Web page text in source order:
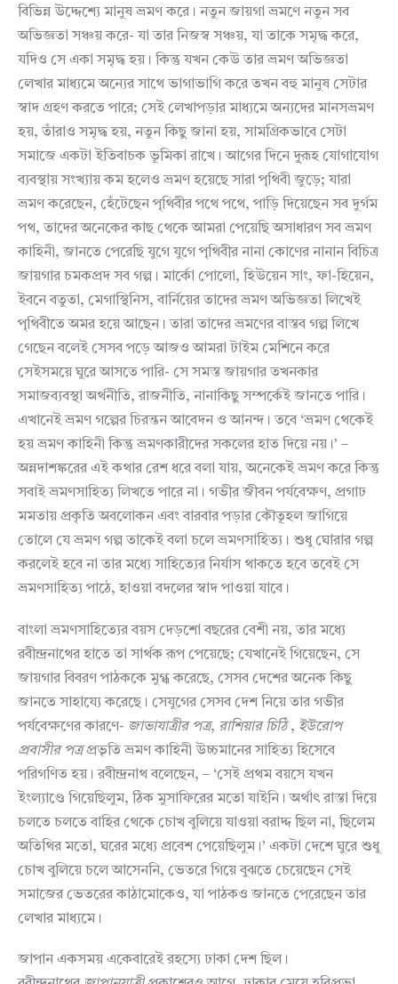
বিভিন্ন উদ্দেশ্যে মানুষ ভ্রমণ করে। নতুন জায়গা ভ্রমণে নতুন সব
অভিজ্ঞতা সঞ্চয় করে- যা তার নিজস্ব সঞ্চয়, যা তাকে সমৃদ্ধ করে,
যদিও সে একা সমৃদ্ধ হয়। কিন্তু যখন কেউ তার ভ্রমণ অভিজ্ঞতা
লেখার মাধ্যমে অন্যের সাথে ভাগাভাগি করে তখন বহু মানুষ সেটার
স্বাদ গ্রহণ করতে পারে; সেই লেখাপড়ার মাধ্যমে অন্যদের মানসভ্রমণ
হয়, তাঁরাও সমৃদ্ধ হয়, নতুন কিছু জানা হয়, সামগ্রিকভাবে সেটা
সমাজে একটা ইতিবাচক ভূমিকা রাখে। আগের দিনে দু্রূহ যোগাযোগ
ব্যবস্থায় সংখ্যায় কম হলেও ভ্রমণ হয়েছে সারা পৃথিবী জুড়ে; যারা
ভ্রমণ করেছেন, হেঁটেছেন পৃথিবীর পথে পথে, পাড়ি দিয়েছেন সব দুর্গম
পথ, তাদের অনেকের কাছ থেকে আমরা পেয়েছি অসাধারণ সব ভ্রমণ
কাহিনী, জানতে পেরেছি যুগে যুগে পৃথিবীর নানা কোণের নানান বিচিত্র
জায়গার চমকপ্রদ সব গল্প। মার্কো পোলো, হিউয়েন সাং, ফা-হিয়েন,
ইবনে বতুতা, মেগাস্থিনিস, বার্নিয়ের তাদের ভ্রমণ অভিজ্ঞতা লিখেই
পৃথিবীতে অমর হয়ে আছেন। তারা তাদের ভ্রমণের বাস্তব গল্প লিখে
গেছেন বলেই সেসব পড়ে আজও আমরা টাইম মেশিনে করে
সেইসময়ে ঘুরে আসতে পারি- সে সমস্ত জায়গার তখনকার
সমাজব্যবস্থা অর্থনীতি, রাজনীতি, নানাকিছু সম্পর্কেই জানতে পারি।
এখানেই ভ্রমণ গল্পের চিরন্তন আবেদন ও আনন্দ। তবে ‘ভ্রমণ থেকেই
হয় ভ্রমণ কাহিনী কিন্তু ভ্রমণকারীদের সকলের হাত দিয়ে নয়।’ –
অন্নদাশঙ্করের এই কথার রেশ ধরে বলা যায়, অনেকেই ভ্রমণ করে কিন্তু
সবাই ভ্রমণসাহিত্য লিখতে পারে না। গভীর জীবন পর্যবেক্ষণ, প্রগাঢ
মমতায় প্রকৃতি অবলোকন এবং বারবার পড়ার কৌতূহল জাগিয়ে
তোলে যে ভ্রমণ গল্প তাকেই বলা চলে ভ্রমণসাহিত্য। শুধু ঘোরার গল্প
করলেই হবে না তার মধ্যে সাহিত্যের নির্যাস থাকতে হবে তবেই সে
ভ্রমণসাহিত্য পাঠে, হাওয়া বদলের স্বাদ পাওয়া যাবে।
বাংলা ভ্রমণসাহিত্যের বয়স দেড়শো বছরের বেশী নয়, তার মধ্যে
রবীন্দ্রনাথের হাতে তা সার্থক রূপ পেয়েছে; যেখানেই গিয়েছেন, সে
জায়গার বিবরণ পাঠককে মুগ্ধ করেছে, সেসব দেশের অনেক কিছু
জানতে সাহায্যে করেছে। সেযুগের সেসব দেশ নিয়ে তার গভীর
পর্যবেক্ষণের কারণে- জাভাযাত্রীর পত্র, রাশিয়ার চিঠি, ইউরোপ
প্রবাসীর পত্রপ্রভৃতি ভ্রমণ কাহিনী উচ্চমানের সাহিত্য হিসেবে
পরিগণিত হয়। রবীন্দ্রনাথ বলেছেন, – ‘সেই প্রথম বয়সে যখন
ইংল্যাণ্ডে গিয়েছিলুম, ঠিক মুসাফিরের মতো যাইনি। অর্থাৎ রাস্তা দিয়ে
চলতে চলতে বাহির থেকে চোখ বুলিয়ে যাওয়া বরাদ্দ ছিল না, ছিলেম
অতিথির মতো, ঘরের মধ্যে প্রবেশ পেয়েছিলুম।’ একটা দেশে ঘুরে শুধু
চোখ বুলিয়ে চলে আসেননি, ভেতরে গিয়ে বুঝতে চেয়েছেন সেই
সমাজের ভেতরের কাঠামোকেও, যা পাঠকও জানতে পেরেছেন তার
লেখার মাধ্যমে।
জাপান একসময় একেবারেই রহস্যে ঢাকা দেশ ছিল।